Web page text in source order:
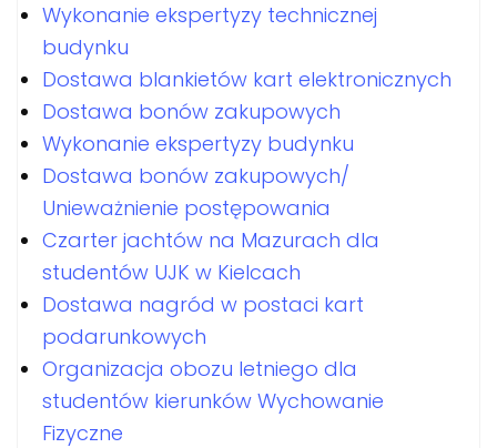
Wykonanie ekspertyzy technicznej
budynku
Dostawa blankietów kart elektronicznych
Dostawa bonów zakupowych
Wykonanie ekspertyzy budynku
Dostawa bonów zakupowych/
Unieważnienie postępowania
Czarter jachtów na Mazurach dla
studentów UJK w Kielcach
Dostawa nagród w postaci kart
podarunkowych
Organizacja obozu letniego dla
studentów kierunków Wychowanie
Fizyczne